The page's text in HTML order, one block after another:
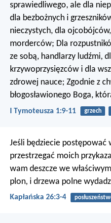
sprawiedliwego, ale dla
dla bezbożnych i
nieczystych, dla
morderców; Dla
ze sobą, handlarzy ludźmi,
krzywoprzysięzców i dla
zdrowej nauce; Zgodnie z
błogosławionego Boga,
I Tymoteusza 1:9-11 grzech
Jeśli będziecie postępować
przestrzegać moich
wam deszcze we
plon, i drzewa polne
Kapłańska 26:3-4